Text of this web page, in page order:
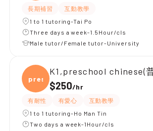
長期補習
互動教學
1 to 1 tutoring-Tai Po
Three days a week-1.5Hour/cls
Male tutor/Female tutor-University
presc
K1,preschool chinese(
$250/hr
有耐性 有愛心
互動教學
1 to 1 tutoring-Ho Man Tin
Two days a week-1Hour/cls